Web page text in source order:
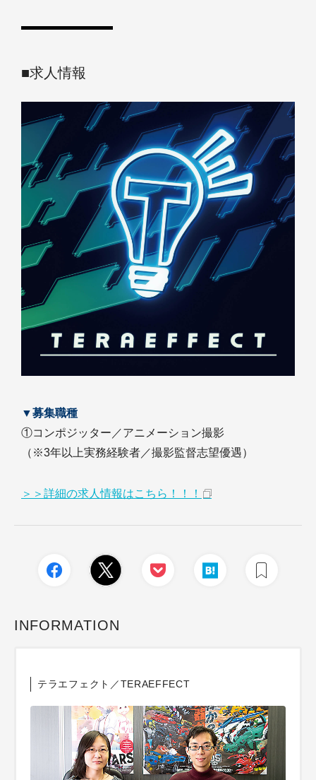
■求人情報
▼募集職種
①コンポジッター／アニメーション撮影
（※3年以上実務経験者／撮影監督志望優遇）
＞＞詳細の求人情報はこちら！！！
INFORMATION
テラエフェクト／TERAEFFECT